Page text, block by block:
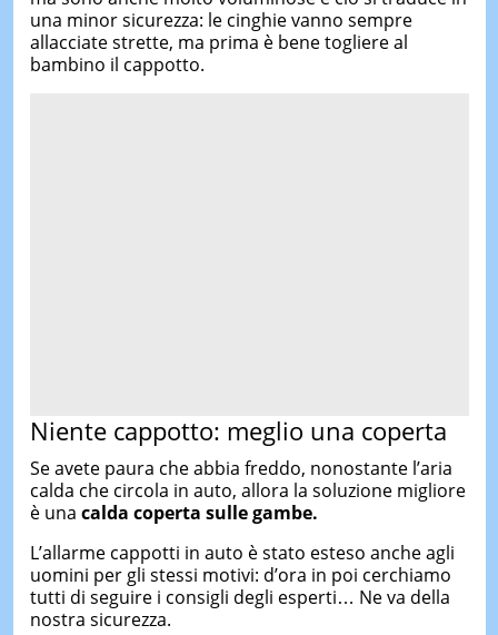
una minor sicurezza: le cinghie vanno sempre
allacciate strette, ma prima è bene togliere al
bambino il cappotto.
Niente cappotto: meglio una coperta
Se avete paura che abbia freddo, nonostante l’aria
calda che circola in auto, allora la soluzione migliore
è una calda coperta sulle gambe.
L’allarme cappotti in auto è stato esteso anche agli
uomini per gli stessi motivi: d’ora in poi cerchiamo
tutti di seguire i consigli degli esperti… Ne va della
nostra sicurezza.